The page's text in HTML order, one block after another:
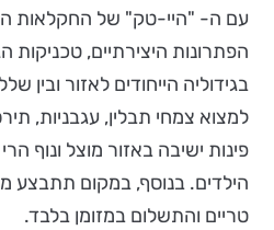
עם ה- "היי-טק" של החקלאות
הפתרונות היצירתיים, טכניקות
בגידוליה הייחודים לאזור ובין
למצוא צמחי תבלין, עגבניות,
פינות ישיבה באזור מוצל ונוף
הילדים. בנוסף, במקום תתבצע
טריים והתשלום במזומן בלבד.